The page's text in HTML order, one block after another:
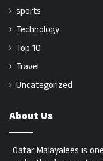
sports
Technology
Top 10
Travel
Uncategorized
About Us
Qatar Malayalees is